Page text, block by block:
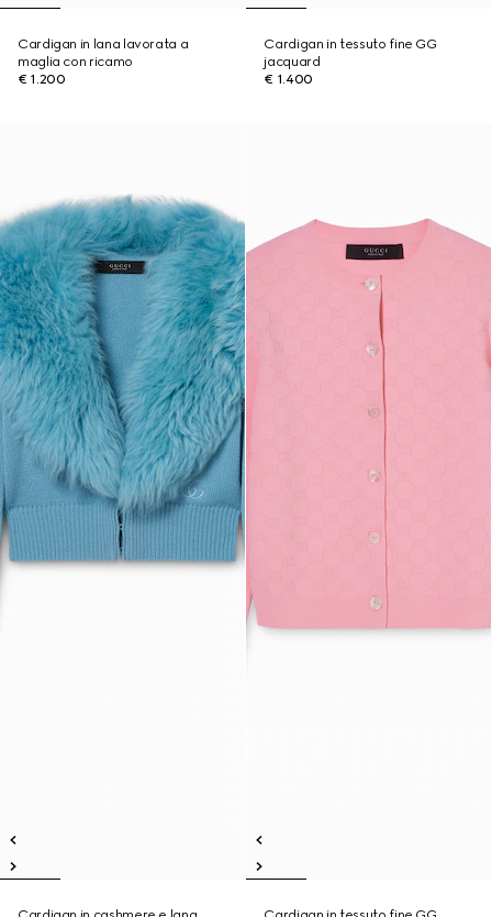
Cardigan in lana lavorata a
maglia con ricamo
€ 1.200
Cardigan in tessuto fine GG
jacquard
€ 1.400